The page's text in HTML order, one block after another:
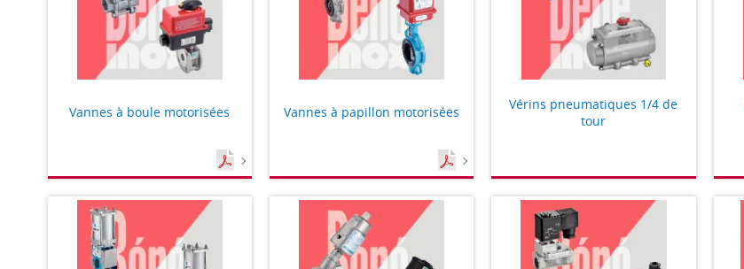
Vannes à boule motorisées Vannes à papillon motorisées
Vérins pneumatiques 1/4 de
tour